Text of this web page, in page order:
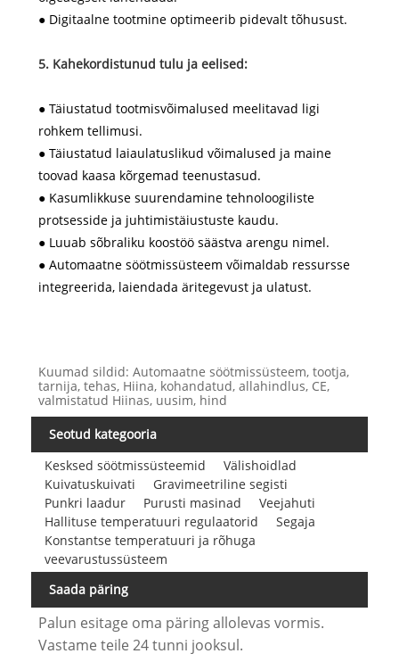
● Digitaalne tootmine optimeerib pidevalt tõhusust.
5. Kahekordistunud tulu ja eelised:
● Täiustatud tootmisvõimalused meelitavad ligi
rohkem tellimusi.
● Täiustatud laiaulatuslikud võimalused ja maine
toovad kaasa kõrgemad teenustasud.
● Kasumlikkuse suurendamine tehnoloogiliste
protsesside ja juhtimistäiustuste kaudu.
● Luuab sõbraliku koostöö säästva arengu nimel.
● Automaatne söötmissüsteem võimaldab ressursse
integreerida, laiendada äritegevust ja ulatust.
Kuumad sildid: Automaatne söötmissüsteem, tootja,
tarnija, tehas, Hiina, kohandatud, allahindlus, CE,
valmistatud Hiinas, uusim, hind
Seotud kategooria
Kesksed söötmissüsteemid
Välishoidlad
Kuivatuskuivati
Gravimeetriline segisti
Punkri laadur
Purusti masinad
Veejahuti
Hallituse temperatuuri regulaatorid
Segaja
Konstantse temperatuuri ja rõhuga
veevarustussüsteem
Saada päring
Palun esitage oma päring allolevas vormis.
Vastame teile 24 tunni jooksul.